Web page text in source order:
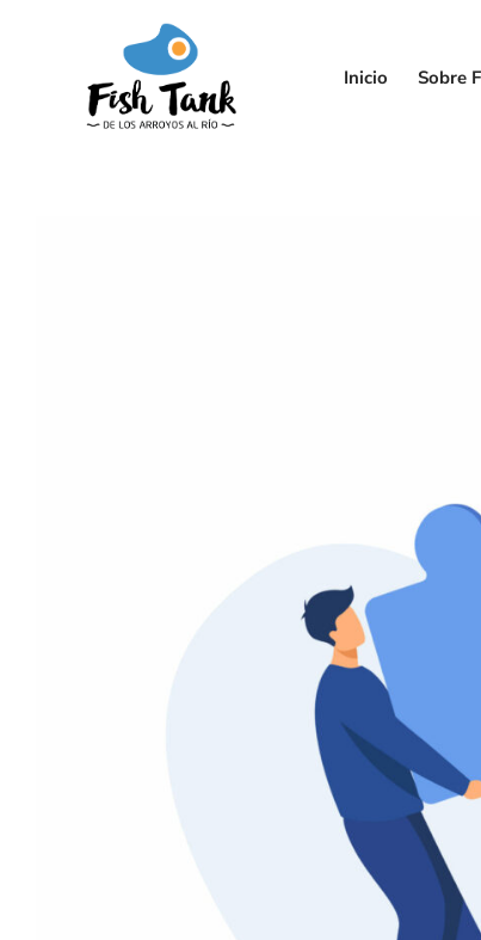
Inicio Sobre